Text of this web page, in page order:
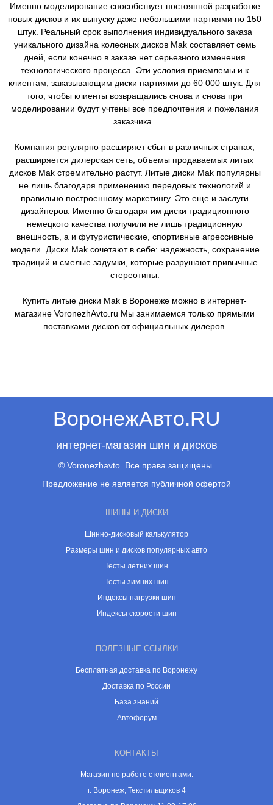
Именно моделирование способствует постоянной разработке
новых дисков и их выпуску даже небольшими партиями по 150
штук. Реальный срок выполнения индивидуального заказа
уникального дизайна колесных дисков Mak составляет семь
дней, если конечно в заказе нет серьезного изменения
технологического процесса. Эти условия приемлемы и к
клиентам, заказывающим диски партиями до 60 000 штук. Для
того, чтобы клиенты возвращались снова и снова при
моделировании будут учтены все предпочтения и пожелания
заказчика.
Компания регулярно расширяет сбыт в различных странах,
расширяется дилерская сеть, объемы продаваемых литых
дисков Mak стремительно растут. Литые диски Mak популярны
не лишь благодаря применению передовых технологий и
правильно построенному маркетингу. Это еще и заслуги
дизайнеров. Именно благодаря им диски традиционного
немецкого качества получили не лишь традиционную
внешность, а и футуристические, спортивные агрессивные
модели. Диски Mak сочетают в себе: надежность, сохранение
традиций и смелые задумки, которые разрушают привычные
стереотипы.
Купить литые диски Mak в Воронеже можно в интернет-
магазине VoronezhAvto.ru Мы занимаемся только прямыми
поставками дисков от официальных дилеров.
ВоронежАвто.RU
интернет-магазин шин и дисков
© Voronezhavto. Все права защищены.
Предложение не является публичной офертой
ШИНЫ И ДИСКИ
Шинно-дисковый калькулятор
Размеры шин и дисков популярных авто
Тесты летних шин
Тесты зимних шин
Индексы нагрузки шин
Индексы скорости шин
ПОЛЕЗНЫЕ ССЫЛКИ
Бесплатная доставка по Воронежу
Доставка по России
База знаний
Автофорум
КОНТАКТЫ
Магазин по работе с клиентами:
г. Воронеж, Текстильщиков 4